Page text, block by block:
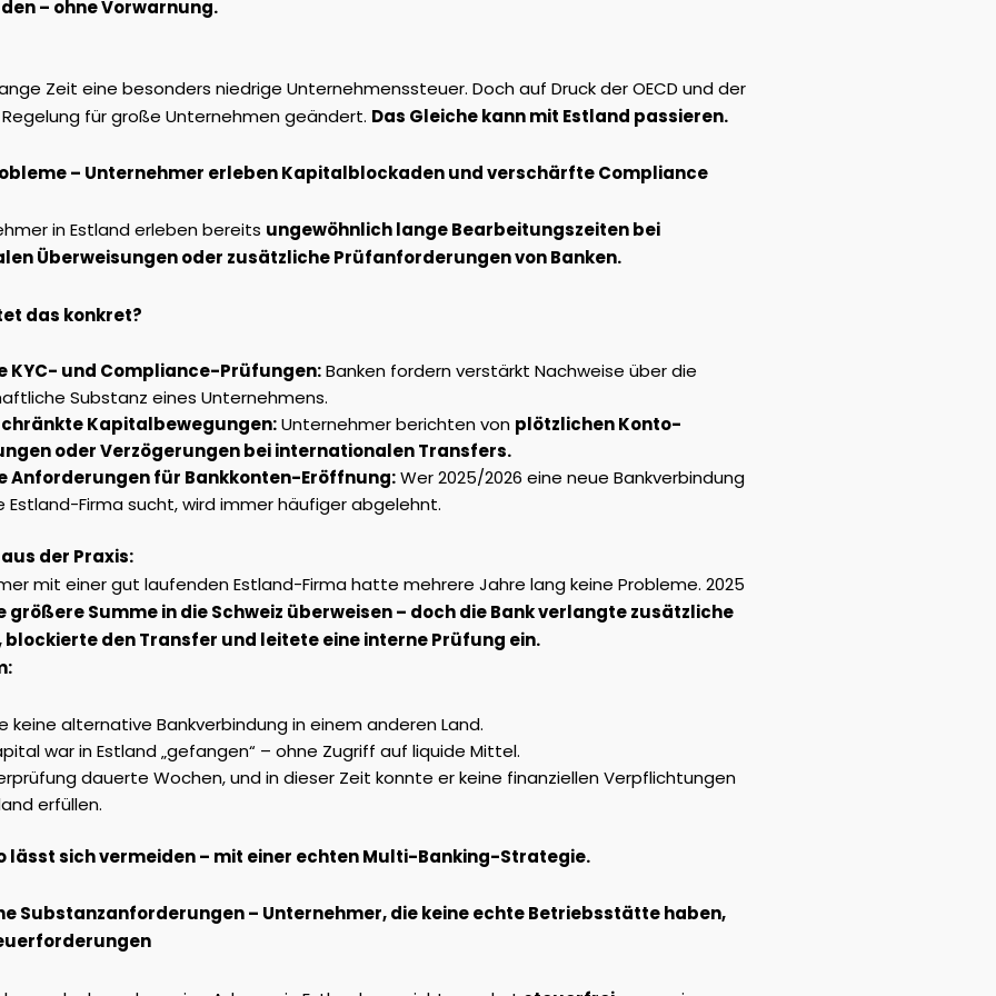
– ohne Vorwarnung.
Zeit eine besonders niedrige Unternehmenssteuer. Doch auf Druck der OECD und der
Regelung für große Unternehmen geändert. Das Gleiche kann mit Estland passieren.
– Unternehmer erleben Kapitalblockaden und verschärfte Compliance
in Estland erleben bereits ungewöhnlich lange Bearbeitungszeiten bei
Überweisungen oder zusätzliche Prüfanforderungen von Banken.
das konkret?
KYC- und Compliance-Prüfungen:Banken fordern verstärkt Nachweise über die
Substanz eines Unternehmens.
Kapitalbewegungen:Unternehmer berichten von plötzlichen Konto-
oder Verzögerungen bei internationalen Transfers.
Anforderungen für Bankkonten-Eröffnung:Wer 2025/2026 eine neue Bankverbindung
Estland-Firma sucht, wird immer häufiger abgelehnt.
der Praxis:
mit einer gut laufenden Estland-Firma hatte mehrere Jahre lang keine Probleme. 2025
größere Summe in die Schweiz überweisen – doch die Bank verlangte zusätzliche
blockierte den Transfer und leitete eine interne Prüfung ein.
keine alternative Bankverbindung in einem anderen Land.
war in Estland „gefangen“ – ohne Zugriff auf liquide Mittel.
dauerte Wochen, und in dieser Zeit konnte er keine finanziellen Verpflichtungen
erfüllen.
lässt sich vermeiden – mit einer echten Multi-Banking-Strategie.
Substanzanforderungen – Unternehmer, die keine echte Betriebsstätte haben,